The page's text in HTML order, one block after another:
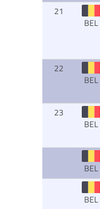
21
BEL
22
BEL
23
BEL
BEL
BEL